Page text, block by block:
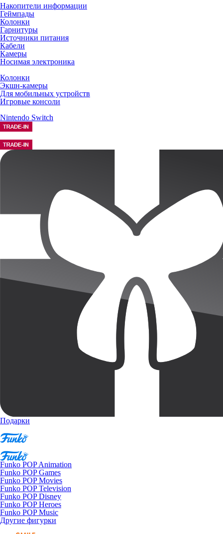
Накопители информации
Геймпады
Колонки
Гарнитуры
Источники питания
Кабели
Камеры
Носимая электроника
Колонки
Экшн-камеры
Для мобильных устройств
Игровые консоли
Nintendo Switch
Подарки
Funko POP Animation
Funko POP Games
Funko POP Movies
Funko POP Television
Funko POP Disney
Funko POP Heroes
Funko POP Music
Другие фигурки